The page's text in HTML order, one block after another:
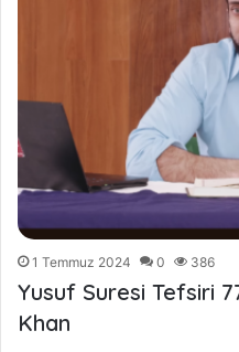
1 Temmuz 2024 0 386
Yusuf Suresi Tefsiri
Khan